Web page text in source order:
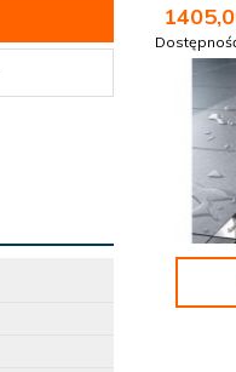
1405,